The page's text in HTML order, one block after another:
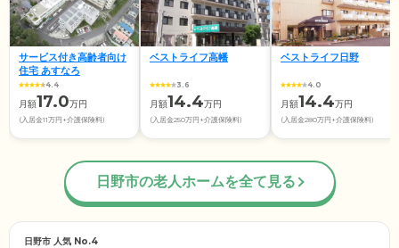
サービス付き高齢者向け
住宅 あすなろ
4.4
月額17.0万円
(入居金11万円+介護保険料)
ベストライフ高幡
3.6
月額14.4万円
(入居金250万円+介護保険料)
ベストライフ日野
4.0
月額14.4万円
(入居金280万円+介護保険料)
日野市の老人ホームを全て見る
日野市 人気 No.4